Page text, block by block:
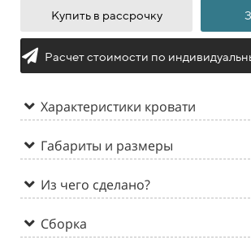
Купить в рассрочку
Расчет стоимости по
Характеристики кровати
Габариты и размеры
Из чего сделано?
Сборка